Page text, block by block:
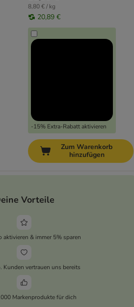
8,80 € / kg
20,89 €
-15% Extra-Rabatt aktivieren
Zum Warenkorb
hinzufügen
Vorteile
& immer 5% sparen
Kunden vertrauen uns bereits
Markenprodukte für dich